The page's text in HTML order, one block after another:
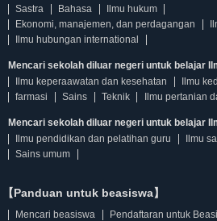
Sastra
Bahasa
Ilmu hukum
Ekonomi, manajemen, dan perdagangan
Ilmu hubungan international
Mencari sekolah diluar negeri untuk belajar
Ilmu keperaawatan dan kesehatan
Ilmu
farmasi
Sains Teknik Ilmu pertanian
Mencari sekolah diluar negeri untuk belajar
Ilmu pendidikan dan pelatihan guru
Ilmu
Sains umum
【Panduan untuk beasiswa】
Mencari beasiswa
Pendaftaran untuk